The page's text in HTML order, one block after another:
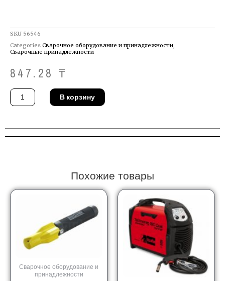
SKU 56546
Categories Сварочное оборудование и принадлежности,
Сварочные принадлежности
847.28 ₸
Количество
товара
Контактная
MAG
STEELS
В корзину
Похожие товары
Сварочное оборудование и
принадлежности